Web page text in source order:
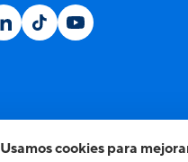
Usamos cookies para